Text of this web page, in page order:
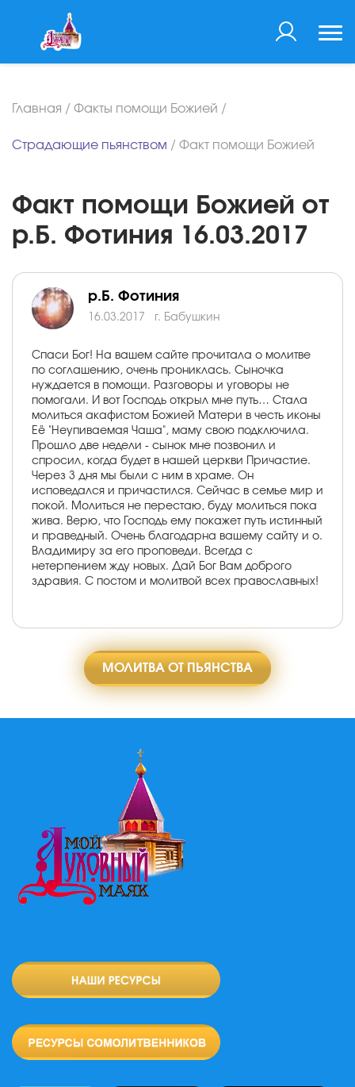
Главная / Факты помощи Божией /
Страдающие пьянством / Факт помощи Божией
Факт помощи Божией от
р.Б. Фотиния 16.03.2017
р.Б. Фотиния
16.03.2017 г. Бабушкин
Спаси Бог! На вашем сайте прочитала о молитве
по соглашению, очень прониклась. Сыночка
нуждается в помощи. Разговоры и уговоры не
помогали. И вот Господь открыл мне путь… Стала
молиться акафистом Божией Матери в честь иконы
Её "Неупиваемая Чаша", маму свою подключила.
Прошло две недели - сынок мне позвонил и
спросил, когда будет в нашей церкви Причастие.
Через 3 дня мы были с ним в храме. Он
исповедался и причастился. Сейчас в семье мир и
покой. Молиться не перестаю, буду молиться пока
жива. Верю, что Господь ему покажет путь истинный
и праведный. Очень благодарна вашему сайту и о.
Владимиру за его проповеди. Всегда с
нетерпением жду новых. Дай Бог Вам доброго
здравия. С постом и молитвой всех православных!
МОЛИТВА ОТ ПЬЯНСТВА